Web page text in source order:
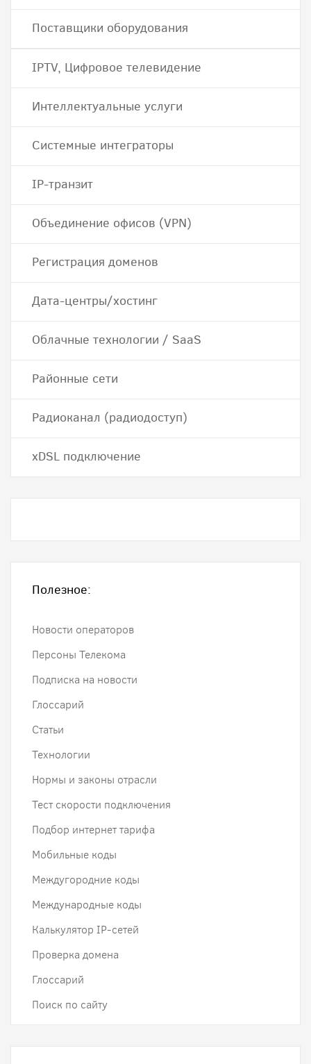
Поставщики оборудования
IPTV, Цифровое телевидение
Интеллектуальные услуги
Системные интеграторы
IP-транзит
Объединение офисов (VPN)
Регистрация доменов
Дата-центры/хостинг
Облачные технологии / SaaS
Районные сети
Радиоканал (радиодоступ)
хDSL подключение
Полезное:
Новости операторов
Персоны Телекома
Подписка на новости
Глоссарий
Статьи
Технологии
Нормы и законы отрасли
Тест скорости подключения
Подбор интернет тарифа
Мобильные коды
Междугородние коды
Международные коды
Калькулятор IP-сетей
Проверка домена
Глоссарий
Поиск по сайту